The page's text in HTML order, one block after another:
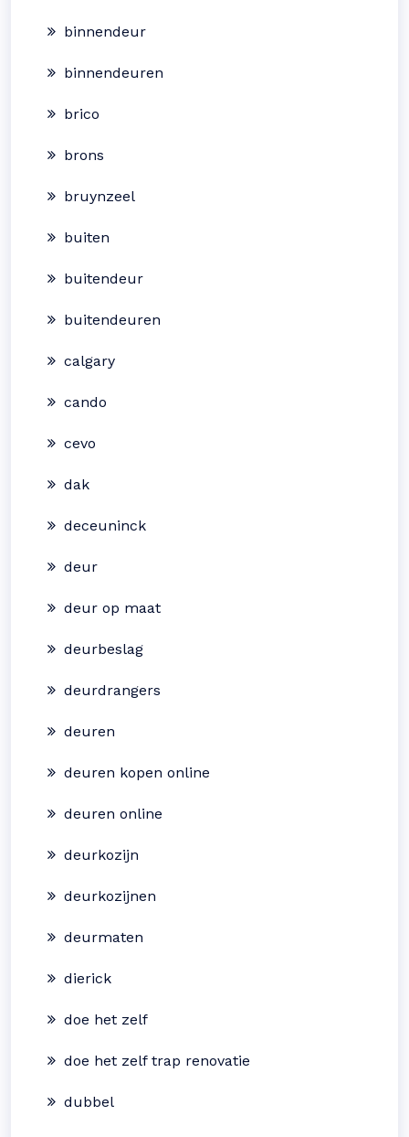
binnendeur
binnendeuren
brico
brons
bruynzeel
buiten
buitendeur
buitendeuren
calgary
cando
cevo
dak
deceuninck
deur
deur op maat
deurbeslag
deurdrangers
deuren
deuren kopen online
deuren online
deurkozijn
deurkozijnen
deurmaten
dierick
doe het zelf
doe het zelf trap renovatie
dubbel